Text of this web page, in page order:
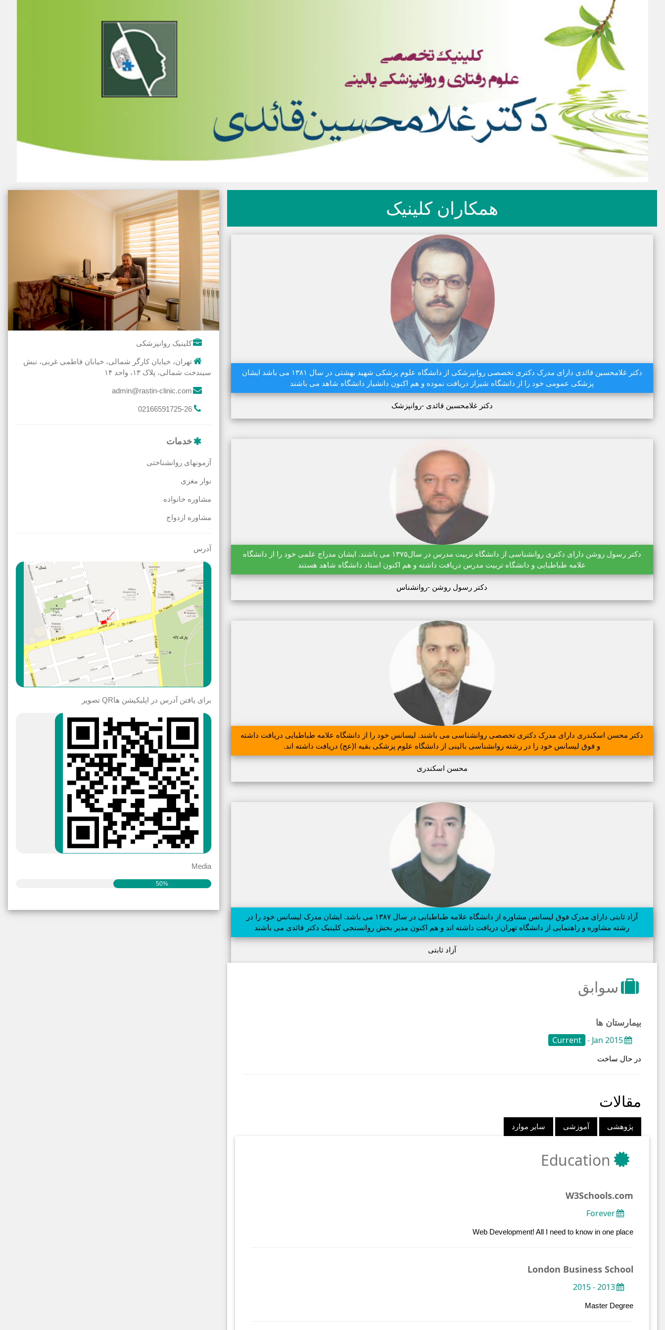
کلینیک روانپزشکی
تهران، خیابان کارگر شمالی، خیابان فاطمی غربی، نبش
سیندخت شمالی، پلاک ۱۳، واحد ۱۴
admin@rastin-clinic.com
02166591725-26
خدمات
آزمونهای روانشناختی
نوار مغزی
مشاوره خانواده
مشاوره ازدواج
آدرس
برای یافتن آدرس در اپلیکیشن هاQR تصویر
Media
50%
همکاران کلینیک
دکتر غلامحسین قائدی دارای مدرک دکتری تخصصی روانپزشکی از دانشگاه علوم پزشکی شهید بهشتی در سال ۱۳۸۱ می باشد ایشان
پزشکی عمومی خود را از دانشگاه شیراز دریافت نموده و هم اکنون دانشیار دانشگاه شاهد می باشند
دکتر غلامحسین قائدی -روانپزشک
دکتر رسول روشن دارای دکتری روانشناسی از دانشگاه تربیت مدرس در سال۱۳۷۵ می باشند. ایشان مدراج علمی خود را از دانشگاه
علامه طباطبایی و دانشگاه تربیت مدرس دریافت داشته و هم اکنون استاد دانشگاه شاهد هستند
دکتر رسول روشن -روانشناس
دکتر محسن اسکندری دارای مدرک دکتری تخصصی روانشناسی می باشند. لیسانس خود را از دانشگاه علامه طباطبایی دریافت داشته
و فوق لیسانس خود را در رشته روانشناسی بالینی از دانشگاه علوم پزشکی بقیه ا(عج) دریافت داشته اند.
محسن اسکندری
آزاد ثابتی دارای مدرک فوق لیسانس مشاوره از دانشگاه علامه طباطبایی در سال ۱۳۸۷ می باشد. ایشان مدرک لیسانس خود را در
رشته مشاوره و راهنمایی از دانشگاه تهران دریافت داشته اند و هم اکنون مدیر بخش روانسنجی کلینیک دکتر قائدی می باشند
آزاد ثابتی
سوابق
بیمارستان ها
Jan 2015 -
Current
در حال ساخت
مقالات
پژوهشی آموزشی سایر موارد
Education
W3Schools.com
Forever
Web Development! All I need to know in one place
London Business School
2013 - 2015
Master Degree